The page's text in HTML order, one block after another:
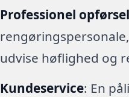
Professionel opførsel
udvise høflighed og
Kundeservice: En